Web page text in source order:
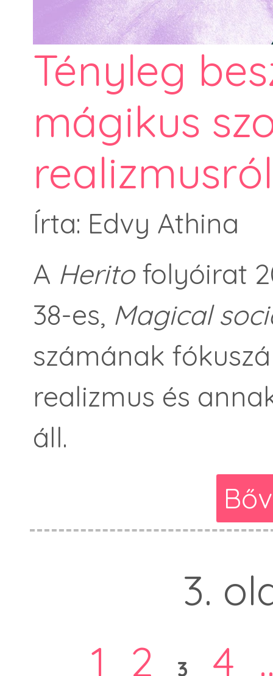
Tényleg
mágikus
Írta: Edvy Athina
A Heritofolyóirat
38-es, Magical
számának
realizmus és
áll.
3.
1
2 3 4